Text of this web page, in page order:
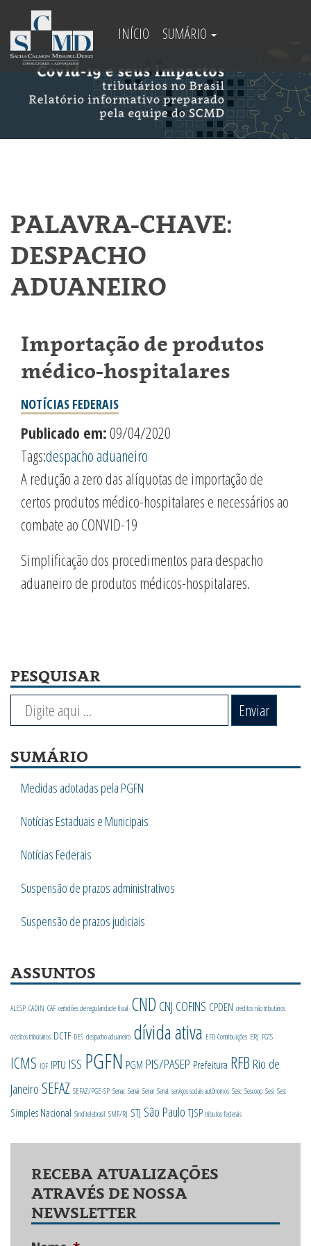
INÍCIO SUMÁRIO
PALAVRA-CHAVE:
DESPACHO
ADUANEIRO
Importação de produtos
médico-hospitalares
NOTÍCIAS FEDERAIS
Publicado em:09/04/2020
Tags:despacho aduaneiro
A redução a zero das alíquotas de importação de
certos produtos médico-hospitalares e necessários ao
combate ao CONVID-19
Simplificação dos procedimentos para despacho
aduaneiro de produtos médicos-hospitalares.
PESQUISAR
Enviar
SUMÁRIO
Medidas adotadas pela PGFN
Notícias Estaduais e Municipais
Notícias Federais
Suspensão de prazos administrativos
Suspensão de prazos judiciais
ASSUNTOS
ALESP CADIN CAF certidões de regularidade fiscal CND CNJ COFINS CPDEN créditos não tributários
créditos tributários DCTF DES despacho aduaneiro dívida ativa EFD-Contribuições ERJ FGTS
ICMS IOF IPTU ISS PGFN PGM PIS/PASEP Prefeitura RFB Rio de
Janeiro SEFAZ SEFAZ/PGE-SP Senac Senai Senar Senat serviços sociais autônomos Sesc Sescoop Sesi Sest
Simples Nacional Sinditelebrasil SMF/RJ STJ São Paulo TJSP tributos federais
RECEBA ATUALIZAÇÕES
ATRAVÉS DE NOSSA
NEWSLETTER